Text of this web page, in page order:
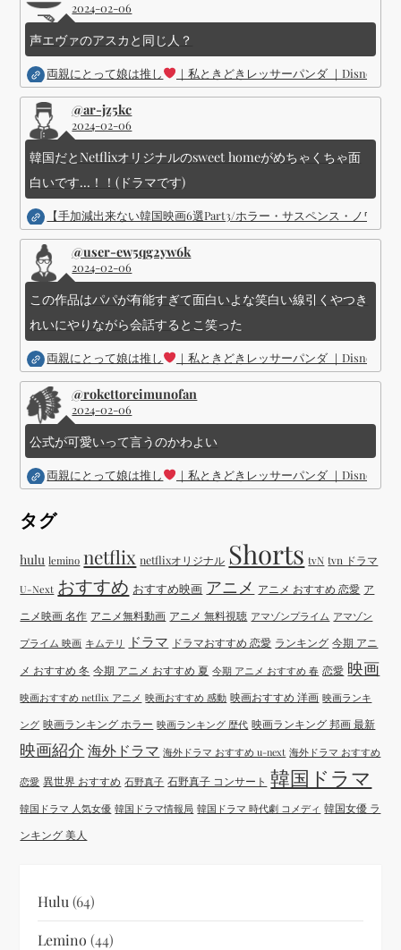
2024-02-06
声エヴァのアスカと同じ人？
両親にとって娘は推し ｜私ときどきレッサーパンダ ｜Disney (
@ar-jz5kc
2024-02-06
韓国だとNetflixオリジナルのsweet homeがめちゃくちゃ面
白いです...！！(ドラマです)
【手加減出来ない韓国映画6選Part3/ホラー・サスペンス・ノワー
@user-ew5qg2yw6k
2024-02-06
この作品はパパが有能すぎて面白いよな笑白い線引くやつき
れいにやりながら会話するとこ笑った
両親にとって娘は推し ｜私ときどきレッサーパンダ ｜Disney (
@rokettoreimunofan
2024-02-06
公式が可愛いって言うのかわよい
両親にとって娘は推し ｜私ときどきレッサーパンダ ｜Disney (
タグ
hulu lemino netflix netflixオリジナル Shorts tvN tvn ドラマ
U-Next おすすめ おすすめ映画 アニメ アニメ おすすめ 恋愛 ア
ニメ映画 名作 アニメ無料動画 アニメ 無料視聴 アマゾンプライム アマゾン
プライム 映画 キムテリ ドラマ ドラマおすすめ 恋愛 ランキング 今期 アニ
メ おすすめ 冬 今期 アニメ おすすめ 夏 今期 アニメ おすすめ 春 恋愛 映画
映画おすすめ netflix アニメ 映画おすすめ 感動 映画おすすめ 洋画 映画ランキ
ング 映画ランキング ホラー 映画ランキング 歴代 映画ランキング 邦画 最新
映画紹介 海外ドラマ 海外ドラマ おすすめ u-next 海外ドラマ おすすめ
恋愛 異世界 おすすめ 石野真子 石野真子 コンサート 韓国ドラマ
韓国ドラマ 人気女優 韓国ドラマ情報局 韓国ドラマ 時代劇 コメディ 韓国女優 ラ
ンキング 美人
Hulu (64)
Lemino (44)